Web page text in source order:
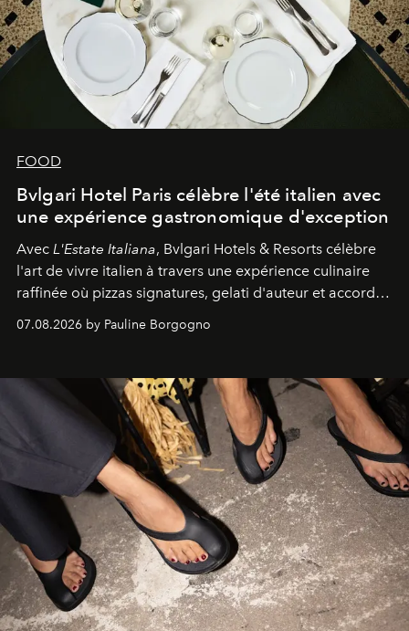
FOOD
Bvlgari Hotel Paris célèbre l'été italien avec
une expérience gastronomique d'exception
Avec L'Estate Italiana, Bvlgari Hotels & Resorts célèbre
l'art de vivre italien à travers une expérience culinaire
raffinée où pizzas signatures, gelati d'auteur et accords
07.08.2026 by Pauline Borgogno